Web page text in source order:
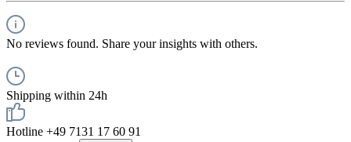
No reviews found. Share your insights with others.
Shipping within 24h
Hotline +49 7131 17 60 91